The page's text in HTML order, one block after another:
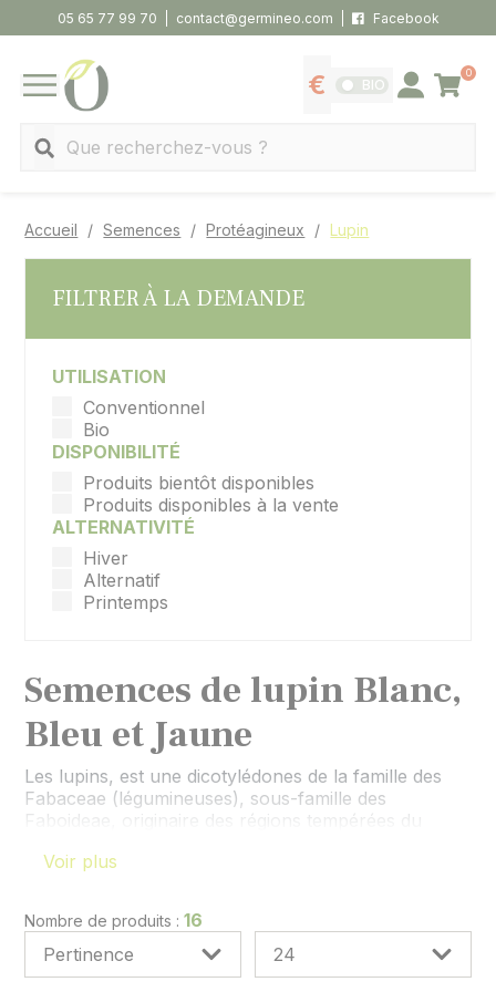
05 65 77 99 70 contact@germineo.com Facebook
MENU
Afficher les tarifs
BIO Se connecter
0
Panier
Accueil Semences Protéagineux Lupin
FILTRER À LA DEMANDE
UTILISATION
Conventionnel
Bio
DISPONIBILITÉ
Produits bientôt disponibles
Produits disponibles à la vente
ALTERNATIVITÉ
Hiver
Alternatif
Printemps
Semences de lupin Blanc,
Bleu et Jaune
Les lupins, est une dicotylédones de la famille des
Fabaceae (légumineuses), sous-famille des
Faboideae, originaire des régions tempérées du
d'Amérique du Nord et du Sud. Ce sont des plantes
des arbrisseaux lignifiés. Elles se caractérisent
notamment par la richesse en protéines de leurs
graines (jusqu'à 50 %), mais beaucoup de ces
espèces sont toxiques, du fait de la présence
Voir plus
Nombre de produits : 16
Panneau de gestion des cookies